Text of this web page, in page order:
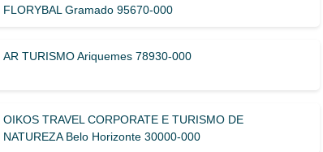
FLORYBAL Gramado 95670-000
AR TURISMO Ariquemes 78930-000
OIKOS TRAVEL CORPORATE E TURISMO DE
NATUREZA Belo Horizonte 30000-000